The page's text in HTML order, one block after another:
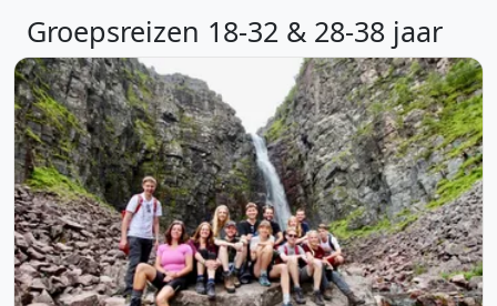
Groepsreizen 18-32 & 28-38 jaar